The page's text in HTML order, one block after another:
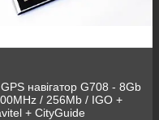
навігатор G708 - 8Gb
/ 256Mb / IGO +
+ CityGuide